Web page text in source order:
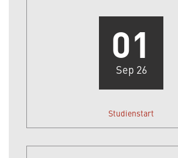
01
Sep 26
Studienstart